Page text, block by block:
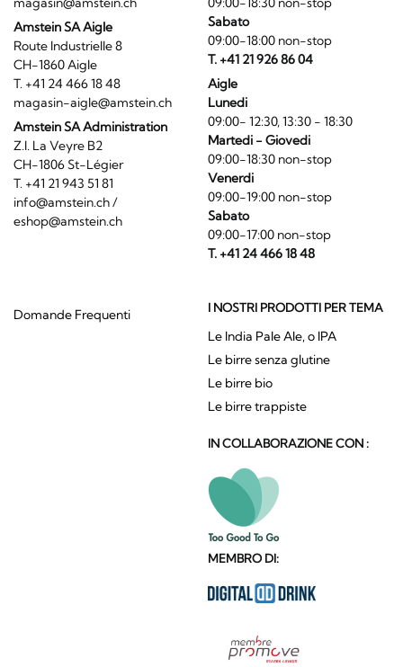
Amstein SA Aigle
Route Industrielle 8
CH-1860 Aigle
T. +41 24 466 18 48
magasin-aigle@amstein.ch
Amstein SA Administration
Z.I. La Veyre B2
CH-1806 St-Légier
T. +41 21 943 51 81
info@amstein.ch/
eshop@amstein.ch
Sabato
09:00-18:00 non-stop
T. +41 21 926 86 04
Aigle
Lunedi
09:00- 12:30, 13:30 - 18:30
Martedi - Giovedi
09:00-18:30 non-stop
Venerdi
09:00-19:00 non-stop
Sabato
09:00-17:00 non-stop
T. +41 24 466 18 48
Domande Frequenti I NOSTRI PRODOTTI PER TEMA
Le India Pale Ale, o IPA
Le birre senza glutine
Le birre bio
Le birre trappiste
IN COLLABORAZIONE CON :
MEMBRO DI: